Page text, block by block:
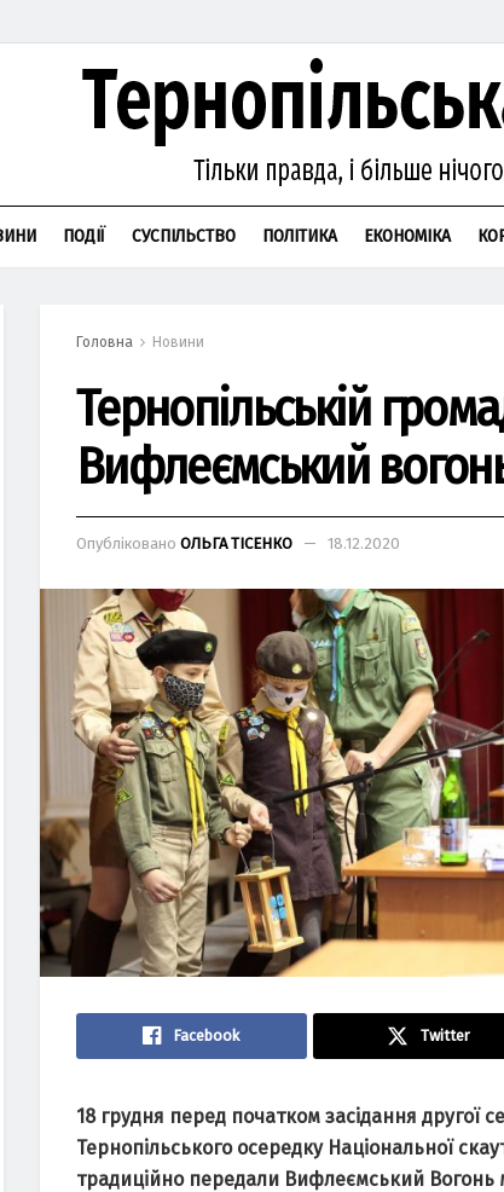
ПОДІЇ СУСПІЛЬСТВО ПОЛІТИКА ЕКОНОМІКА
Головна Новини
Тернопільській
Вифлеємський
Опубліковано ОЛЬГА ТІСЕНКО 18.12.2020
Facebook Twitter
18 грудня перед початком засідання другої
Тернопільського осередку Національної
традиційно передали Вифлеємський Вогонь